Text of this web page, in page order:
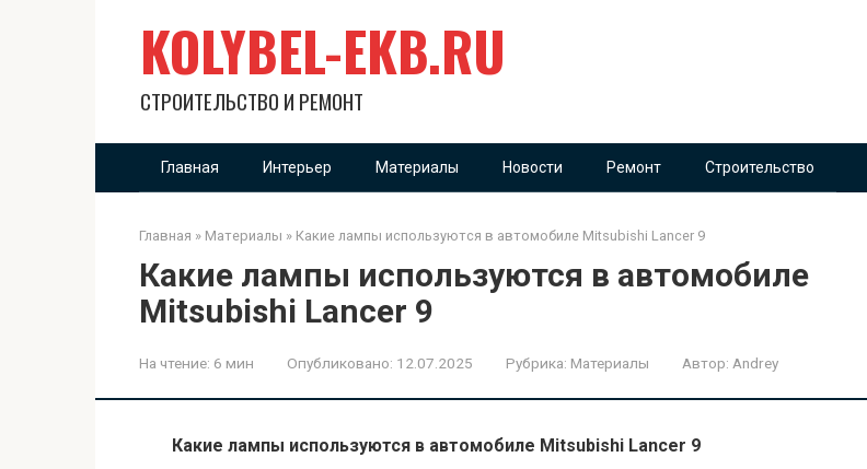
KOLYBEL-EKB.RU
СТРОИТЕЛЬСТВО И РЕМОНТ
Главная Интерьер Материалы Новости Ремонт Строительство
Главная » Материалы » Какие лампы используются в автомобиле Mitsubishi Lancer 9
Какие лампы используются в автомобиле
Mitsubishi Lancer 9
На чтение: 6 мин Опубликовано: 12.07.2025 Рубрика: Материалы Автор: Andrey
Какие лампы используются в автомобиле Mitsubishi Lancer 9